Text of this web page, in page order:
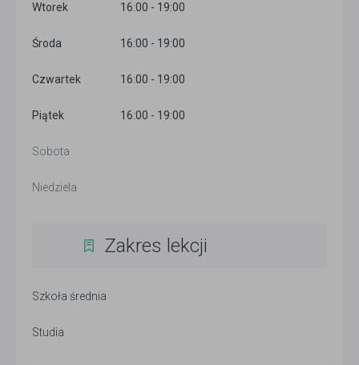
Wtorek 16:00 - 19:00
Środa 16:00 - 19:00
Czwartek 16:00 - 19:00
Piątek 16:00 - 19:00
Sobota
Niedziela
Zakres lekcji
Szkoła średnia
Studia